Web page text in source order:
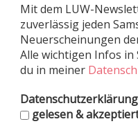
Mit dem LUW-
zuverlässig jeden
Neuerscheinungen
Alle wichtigen Infos in
du in meiner
Datenschutzerklärung
gelesen &